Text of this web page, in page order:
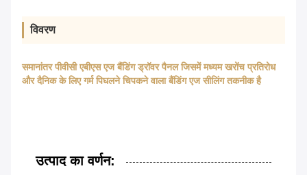
विवरण
समानांतर पीवीसी एबीएस एज बैंडिंग ड्रॉवर पैनल जिसमें मध्यम खरोंच प्रतिरोध
और दैनिक के लिए गर्म पिघलने चिपकने वाला बैंडिंग एज सीलिंग तकनीक है
उत्पाद का वर्णन: